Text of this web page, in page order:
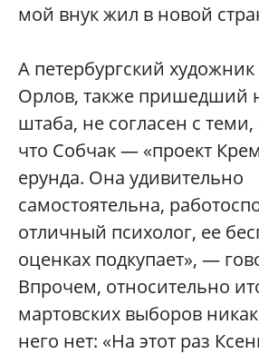
мой внук жил в новой
А петербургский художник
Орлов, также пришедший
штаба, не согласен с теми,
что Собчак — «проект
ерунда. Она удивительно
самостоятельна,
отличный психолог, ее
оценках подкупает», —
Впрочем, относительно
мартовских выборов
него нет: «На этот раз